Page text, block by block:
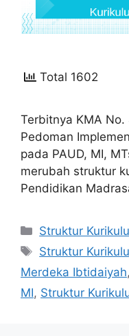
Total 1602
Terbitnya KMA
Pedoman
pada PAUD, MI,
merubah struktur
Pendidikan
Kategori
Struktur
Tag
Struktur
Merdeka Ibtidaiyah,
MI, Struktur